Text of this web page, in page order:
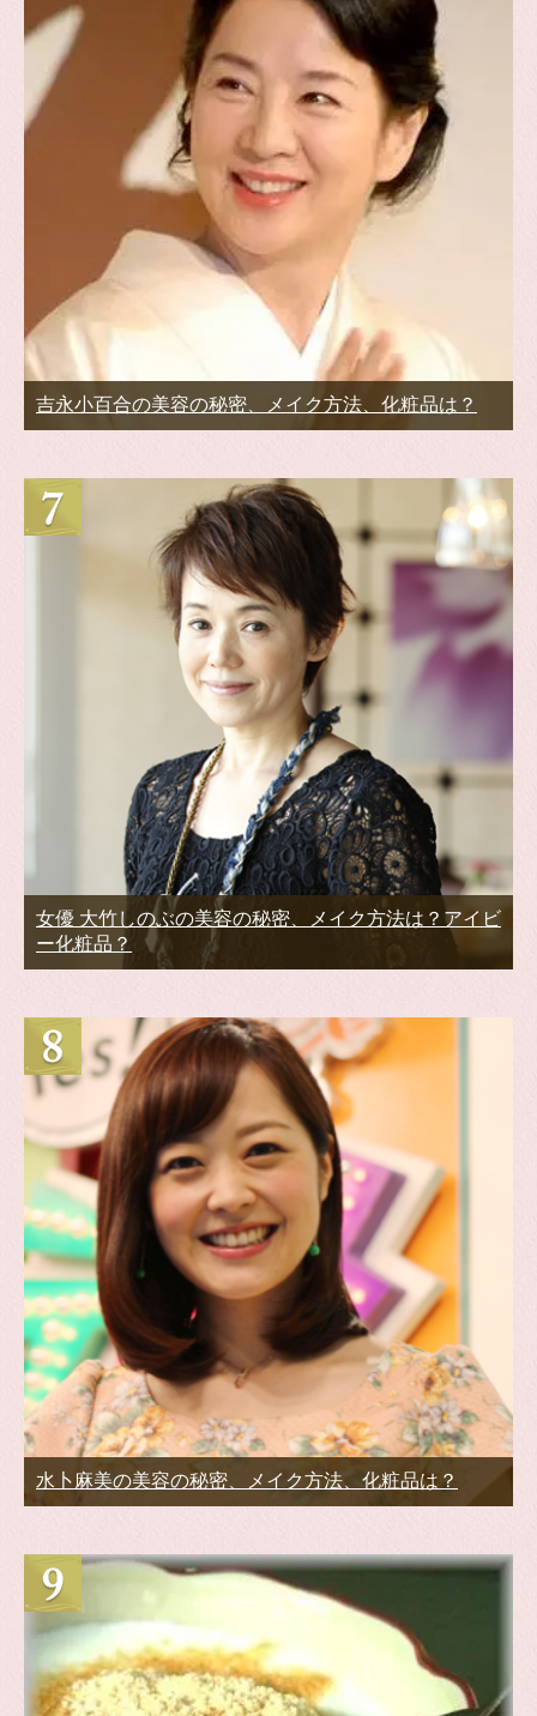
吉永小百合の美容の秘密、メイク方法、化粧品は？
女優 大竹しのぶの美容の秘密、メイク方法は？アイビ
ー化粧品？
水卜麻美の美容の秘密、メイク方法、化粧品は？